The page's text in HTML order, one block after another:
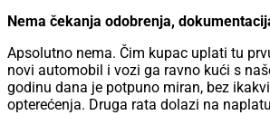
Nema čekanja odobrenja,
Apsolutno nema. Čim kupac uplati tu
novi automobil i vozi ga ravno kući s
godinu dana je potpuno miran, bez
opterećenja. Druga rata dolazi na